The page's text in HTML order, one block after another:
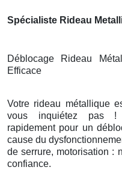
Spécialiste Rideau
Déblocage Rideau
Efficace
Votre rideau métallique
vous inquiétez pas !
rapidement pour un
cause du
de serrure, motorisation :
confiance.